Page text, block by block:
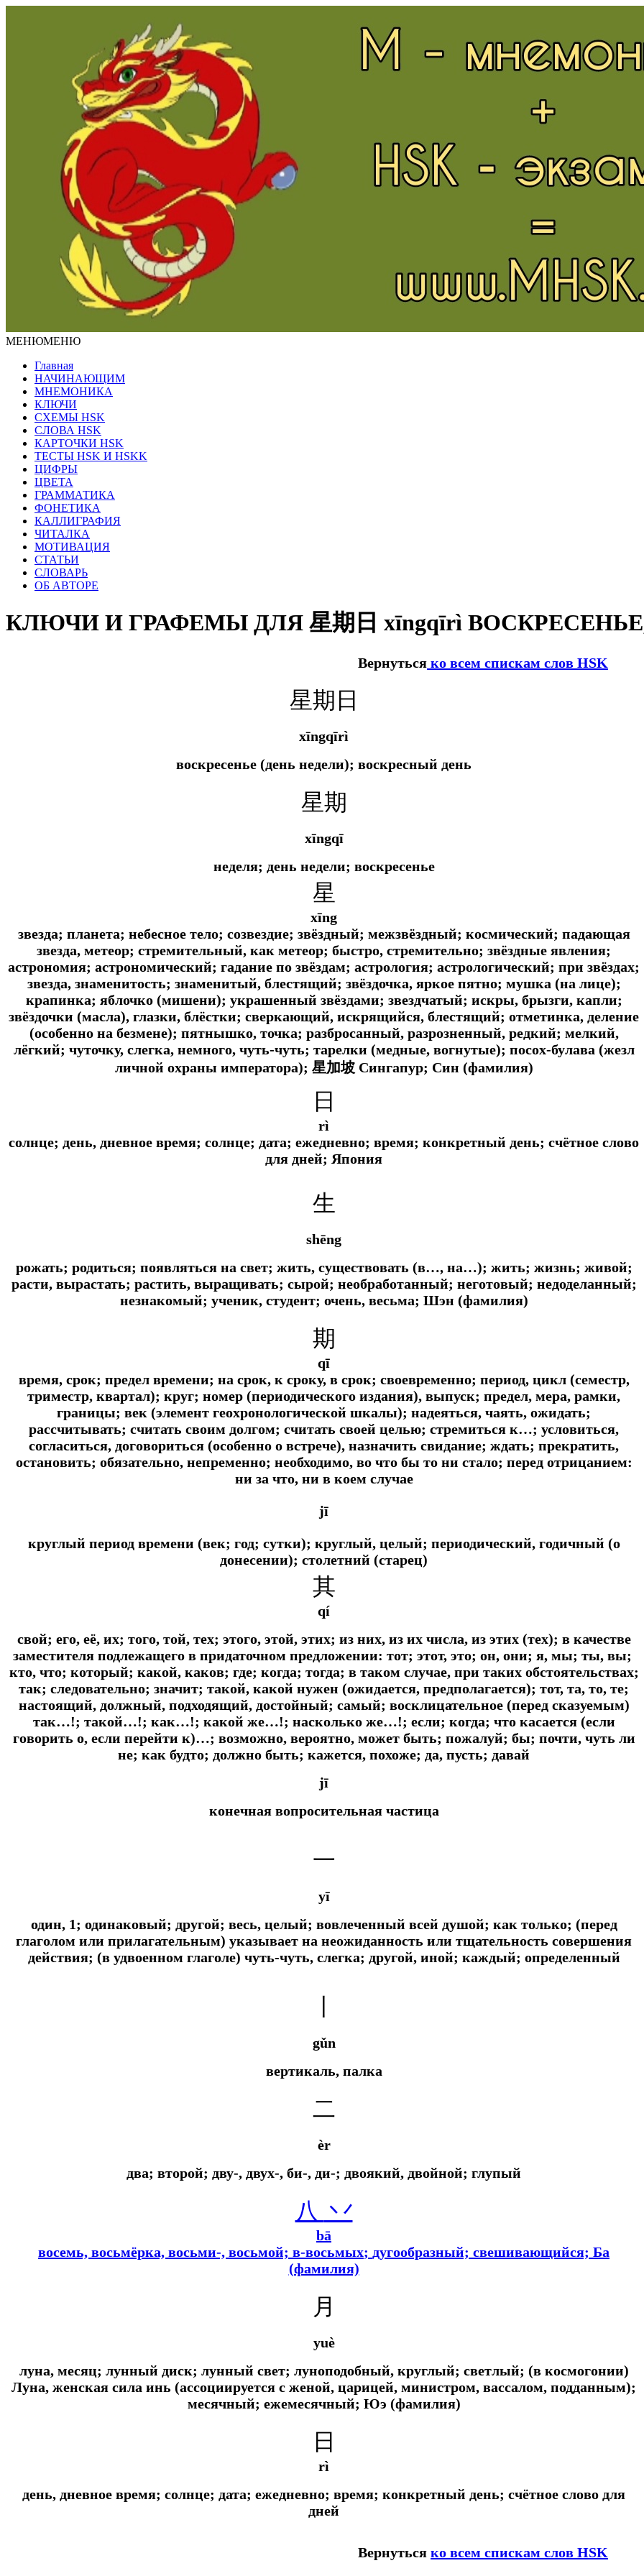
МЕНЮМЕНЮ
Главная
НАЧИНАЮЩИМ
МНЕМОНИКА
КЛЮЧИ
СХЕМЫ HSK
СЛОВА HSK
КАРТОЧКИ HSK
ТЕСТЫ HSK И HSKK
ЦИФРЫ
ЦВЕТА
ГРАММАТИКА
ФОНЕТИКА
КАЛЛИГРАФИЯ
ЧИТАЛКА
МОТИВАЦИЯ
СТАТЬИ
СЛОВАРЬ
ОБ АВТОРЕ
КЛЮЧИ И ГРАФЕМЫ ДЛЯ 星期日 xīngqīrì
Вернуться ко всем спискам слов HSK
星期日
xīngqīrì
воскресенье (день недели); воскресный день
星期
xīngqī
неделя; день недели; воскресенье
星
xīng
звезда; планета; небесное тело; созвездие; звёздный; межзвёздный; космический; падающая
звезда, метеор; стремительный, как метеор; быстро, стремительно; звёздные явления;
астрономия; астрономический; гадание по звёздам; астрология; астрологический; при звёздах;
звезда, знаменитость; знаменитый, блестящий; звёздочка, яркое пятно; мушка (на лице);
крапинка; яблочко (мишени); украшенный звёздами; звездчатый; искры, брызги, капли;
звёздочки (масла), глазки, блёстки; сверкающий, искрящийся, блестящий; отметинка, деление
(особенно на безмене); пятнышко, точка; разбросанный, разрозненный, редкий; мелкий,
лёгкий; чуточку, слегка, немного, чуть-чуть; тарелки (медные, вогнутые); посох-булава (жезл
личной охраны императора); 星加坡 Сингапур; Син (фамилия)
日
rì
солнце; день, дневное время; солнце; дата; ежедневно; время; конкретный день; счётное слово
для дней; Япония
生
shēng
рожать; родиться; появляться на свет; жить, существовать (в…, на…); жить; жизнь; живой;
расти, вырастать; растить, выращивать; сырой; необработанный; неготовый; недоделанный;
незнакомый; ученик, студент; очень, весьма; Шэн (фамилия)
期
qī
время, срок; предел времени; на срок, к сроку, в срок; своевременно; период, цикл (семестр,
триместр, квартал); круг; номер (периодического издания), выпуск; предел, мера, рамки,
границы; век (элемент геохронологической шкалы); надеяться, чаять, ожидать;
рассчитывать; считать своим долгом; считать своей целью; стремиться к…; условиться,
согласиться, договориться (особенно о встрече), назначить свидание; ждать; прекратить,
остановить; обязательно, непременно; необходимо, во что бы то ни стало; перед отрицанием:
ни за что, ни в коем случае
jī
круглый период времени (век; год; сутки); круглый, целый; периодический, годичный (о
донесении); столетний (старец)
其
qí
свой; его, её, их; того, той, тех; этого, этой, этих; из них, из их числа, из этих (тех); в качестве
заместителя подлежащего в придаточном предложении: тот; этот, это; он, они; я, мы; ты, вы;
кто, что; который; какой, каков; где; когда; тогда; в таком случае, при таких обстоятельствах;
так; следовательно; значит; такой, какой нужен (ожидается, предполагается); тот, та, то, те;
настоящий, должный, подходящий, достойный; самый; восклицательное (перед сказуемым)
так…!; такой…!; как…!; какой же…!; насколько же…!; если; когда; что касается (если
говорить о, если перейти к)…; возможно, вероятно, может быть; пожалуй; бы; почти, чуть ли
не; как будто; должно быть; кажется, похоже; да, пусть; давай
jī
конечная вопросительная частица
一
yī
один, 1; одинаковый; другой; весь, целый; вовлеченный всей душой; как только; (перед
глаголом или прилагательным) указывает на неожиданность или тщательность совершения
действия; (в удвоенном глаголе) чуть-чуть, слегка; другой, иной; каждый; определенный
gǔn
вертикаль, палка
二
èr
два; второй; дву-, двух-, би-, ди-; двоякий, двойной; глупый
八 丷
bā
восемь, восьмёрка, восьми-, восьмой; в-восьмых; дугообразный; свешивающийся; Ба
(фамилия)
月
yuè
луна, месяц; лунный диск; лунный свет; луноподобный, круглый; светлый; (в космогонии)
Луна, женская сила инь (ассоциируется с женой, царицей, министром, вассалом, подданным);
месячный; ежемесячный; Юэ (фамилия)
日
rì
день, дневное время; солнце; дата; ежедневно; время; конкретный день; счётное слово для
дней
Вернуться ко всем спискам слов HSK